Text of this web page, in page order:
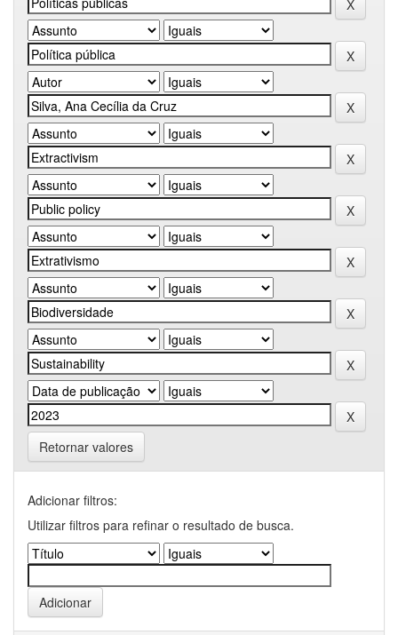
Retornar valores
Adicionar filtros:
Utilizar filtros para refinar o resultado de busca.